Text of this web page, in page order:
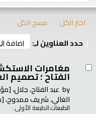
اختر الكل
مسح الكل
حدد العناوين لـِ:
مغامرات
الفتاح ؛ تصميم
by عبد الفتاح، جلال،
الغالي، شريف ممدوح،
الطبعات:الطبعة الأولى.